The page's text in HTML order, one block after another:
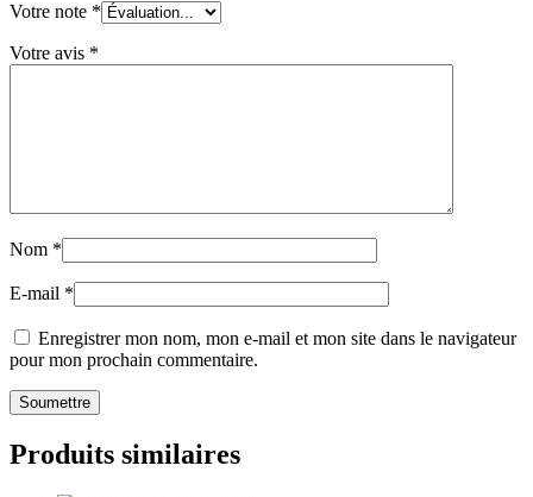
Votre note *
Votre avis *
Nom *
E-mail *
Enregistrer mon nom, mon e-mail et mon site dans le navigateur
pour mon prochain commentaire.
Produits similaires